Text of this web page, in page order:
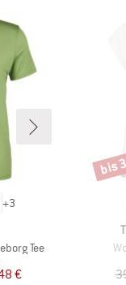
+3
Tee
Preis
€
bis